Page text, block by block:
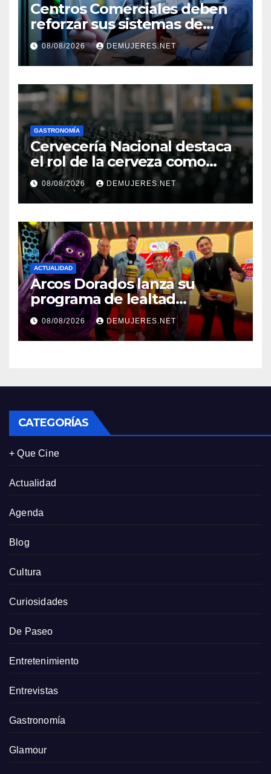
Centros Comerciales deben
reforzar sus sistemas de
seguridad ante el
incremento de visitantes por
el Décimo Tercer Mes
08/08/2026 DEMUJERES.NET
GASTRONOMÍA
Cervecería Nacional destaca
el rol de la cerveza como
motor de desarrollo
económico y sostenibilidad
en Panamá
08/08/2026 DEMUJERES.NET
ACTUALIDAD
Arcos Dorados lanza su
programa de lealtad
‘MiMcDonald’s y reconoce a
tres de sus clientes más
leales de Panamá
08/08/2026 DEMUJERES.NET
CATEGORÍAS
+ Que Cine
Actualidad
Agenda
Blog
Cultura
Curiosidades
De Paseo
Entretenimiento
Entrevistas
Gastronomía
Glamour